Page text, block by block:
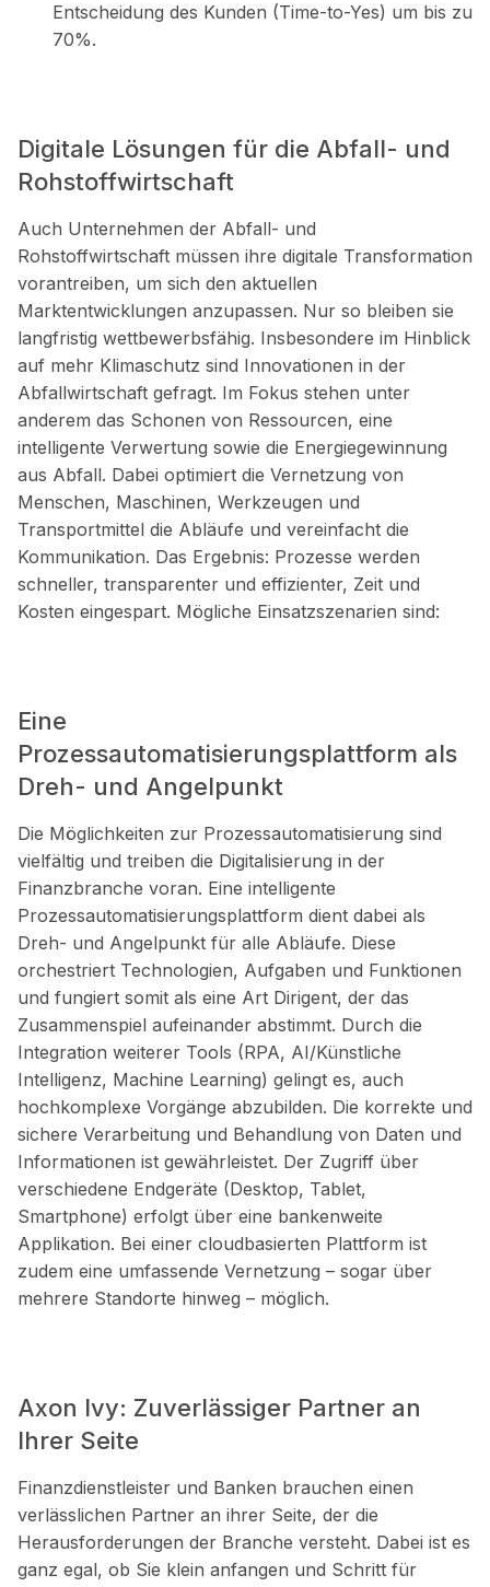
Entscheidung des Kunden (Time-to-Yes) um bis zu
70%.
Digitale Lösungen für die Abfall- und
Rohstoffwirtschaft
Auch Unternehmen der Abfall- und
Rohstoffwirtschaft müssen ihre digitale Transformation
vorantreiben, um sich den aktuellen
Marktentwicklungen anzupassen. Nur so bleiben sie
langfristig wettbewerbsfähig. Insbesondere im Hinblick
auf mehr Klimaschutz sind Innovationen in der
Abfallwirtschaft gefragt. Im Fokus stehen unter
anderem das Schonen von Ressourcen, eine
intelligente Verwertung sowie die Energiegewinnung
aus Abfall. Dabei optimiert die Vernetzung von
Menschen, Maschinen, Werkzeugen und
Transportmittel die Abläufe und vereinfacht die
Kommunikation. Das Ergebnis: Prozesse werden
schneller, transparenter und effizienter, Zeit und
Kosten eingespart. Mögliche Einsatzszenarien sind:
Eine
Prozessautomatisierungsplattform als
Dreh- und Angelpunkt
Die Möglichkeiten zur Prozessautomatisierung sind
vielfältig und treiben die Digitalisierung in der
Finanzbranche voran. Eine intelligente
Prozessautomatisierungsplattform dient dabei als
Dreh- und Angelpunkt für alle Abläufe. Diese
orchestriert Technologien, Aufgaben und Funktionen
und fungiert somit als eine Art Dirigent, der das
Zusammenspiel aufeinander abstimmt. Durch die
Integration weiterer Tools (RPA, AI/Künstliche
Intelligenz, Machine Learning) gelingt es, auch
hochkomplexe Vorgänge abzubilden. Die korrekte und
sichere Verarbeitung und Behandlung von Daten und
Informationen ist gewährleistet. Der Zugriff über
verschiedene Endgeräte (Desktop, Tablet,
Smartphone) erfolgt über eine bankenweite
Applikation. Bei einer cloudbasierten Plattform ist
zudem eine umfassende Vernetzung – sogar über
mehrere Standorte hinweg – möglich.
Axon Ivy: Zuverlässiger Partner an
Ihrer Seite
Finanzdienstleister und Banken brauchen einen
verlässlichen Partner an ihrer Seite, der die
Herausforderungen der Branche versteht. Dabei ist es
ganz egal, ob Sie klein anfangen und Schritt für